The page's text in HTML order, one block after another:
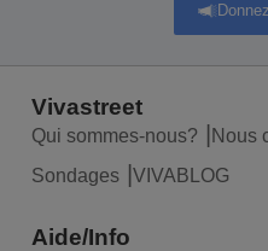
Vivastreet
Qui sommes-nous? Nous
Sondages
VIVABLOG
Aide/Info